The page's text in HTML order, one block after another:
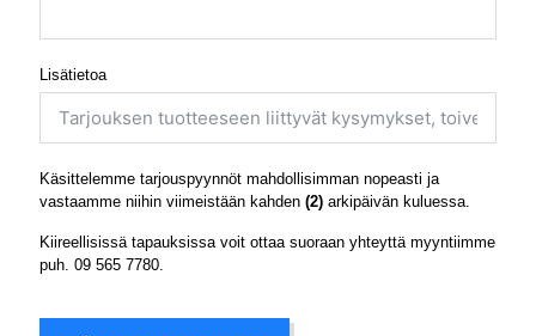
Lisätietoa
Käsittelemme tarjouspyynnöt mahdollisimman nopeasti ja
vastaamme niihin viimeistään kahden (2) arkipäivän kuluessa.
Kiireellisissä tapauksissa voit ottaa suoraan yhteyttä myyntiimme
puh. 09 565 7780